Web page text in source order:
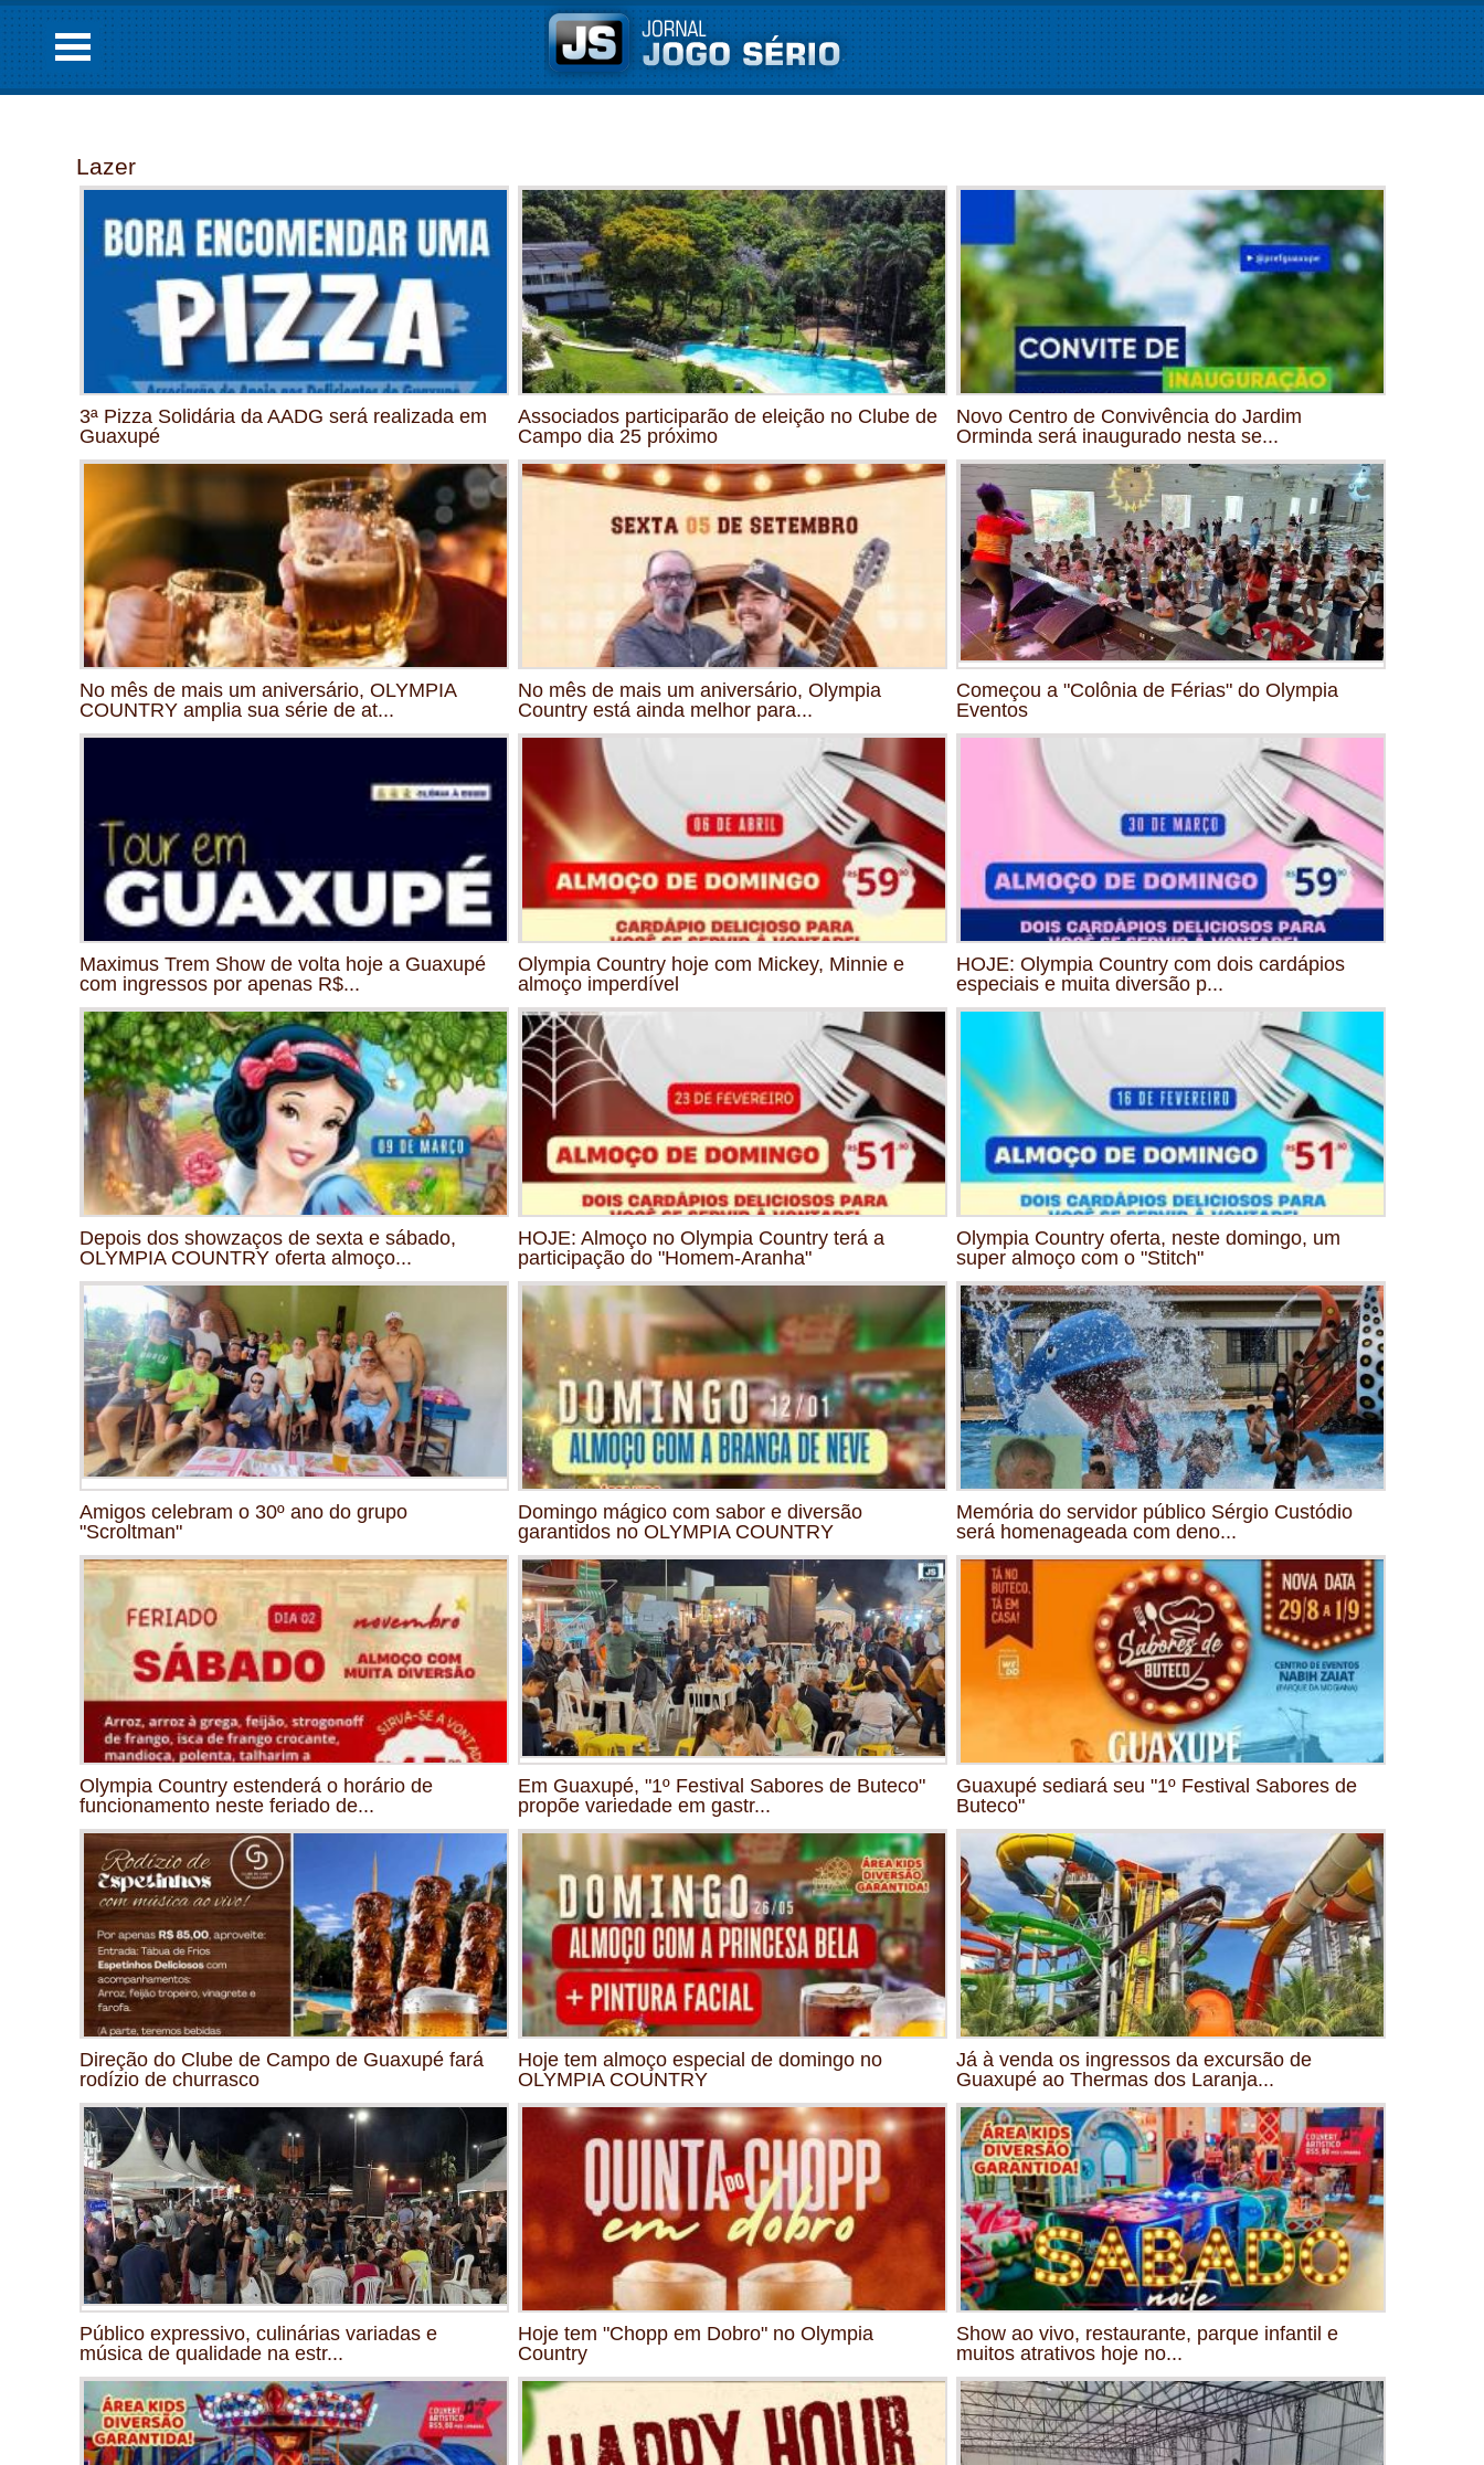
Lazer
3ª Pizza Solidária da AADG será realizada em
Guaxupé
Associados participarão de eleição no Clube de
Campo dia 25 próximo
Novo Centro de Convivência do Jardim
Orminda será inaugurado nesta se...
No mês de mais um aniversário, OLYMPIA
COUNTRY amplia sua série de at...
No mês de mais um aniversário, Olympia
Country está ainda melhor para...
Começou a "Colônia de Férias" do Olympia
Eventos
Maximus Trem Show de volta hoje a Guaxupé
com ingressos por apenas R$...
Olympia Country hoje com Mickey, Minnie e
almoço imperdível
HOJE: Olympia Country com dois cardápios
especiais e muita diversão p...
Depois dos showzaços de sexta e sábado,
OLYMPIA COUNTRY oferta almoço...
HOJE: Almoço no Olympia Country terá a
participação do "Homem-Aranha"
Olympia Country oferta, neste domingo, um
super almoço com o "Stitch"
Amigos celebram o 30º ano do grupo
"Scroltman"
Domingo mágico com sabor e diversão
garantidos no OLYMPIA COUNTRY
Memória do servidor público Sérgio Custódio
será homenageada com deno...
Olympia Country estenderá o horário de
funcionamento neste feriado de...
Em Guaxupé, "1º Festival Sabores de Buteco"
propõe variedade em gastr...
Guaxupé sediará seu "1º Festival Sabores de
Buteco"
Direção do Clube de Campo de Guaxupé fará
rodízio de churrasco
Hoje tem almoço especial de domingo no
OLYMPIA COUNTRY
Já à venda os ingressos da excursão de
Guaxupé ao Thermas dos Laranja...
Público expressivo, culinárias variadas e
música de qualidade na estr...
Hoje tem "Chopp em Dobro" no Olympia
Country
Show ao vivo, restaurante, parque infantil e
muitos atrativos hoje no...